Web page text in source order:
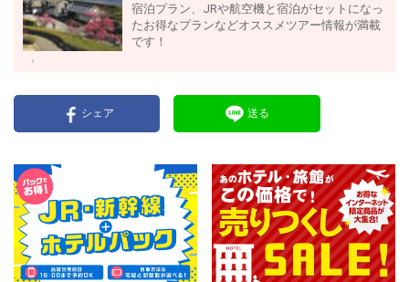
宿泊プラン、JRや航空機と宿泊がセットになっ
たお得なプランなどオススメツアー情報が満載
です！
シェア 送る